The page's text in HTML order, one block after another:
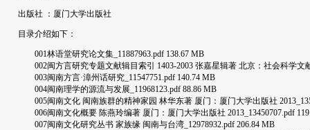
出版社 ：厦门大学出版社
目录介绍如下：
001林语堂研究论文集_11887963.pdf 138.67 MB
002闽方言研究专题文献辑目索引 1403-2003 张嘉星辑著 北京：社会科学文
003闽南方言·漳州话研究_11547751.pdf 140.74 MB
004闽南理学的源流与发展_11968123.pdf 88.86 MB
005闽南文化 闽南族群的精神家园 林华东著 厦门：厦门大学出版社
006闽南文化概要 陈燕玲编著 厦门：厦门大学出版社 2013_13450707.pdf
007闽南文化研究丛书 家族缘 闽南与台湾_12978932.pdf 206.84 MB